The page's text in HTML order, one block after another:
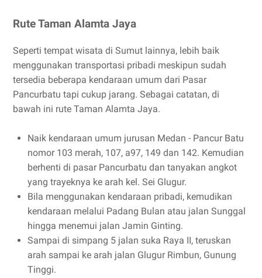
Rute Taman Alamta Jaya
Seperti tempat wisata di Sumut lainnya, lebih baik
menggunakan transportasi pribadi meskipun sudah
tersedia beberapa kendaraan umum dari Pasar
Pancurbatu tapi cukup jarang. Sebagai catatan, di
bawah ini rute Taman Alamta Jaya.
Naik kendaraan umum jurusan Medan - Pancur Batu
nomor 103 merah, 107, a97, 149 dan 142. Kemudian
berhenti di pasar Pancurbatu dan tanyakan angkot
yang trayeknya ke arah kel. Sei Glugur.
Bila menggunakan kendaraan pribadi, kemudikan
kendaraan melalui Padang Bulan atau jalan Sunggal
hingga menemui jalan Jamin Ginting.
Sampai di simpang 5 jalan suka Raya II, teruskan
arah sampai ke arah jalan Glugur Rimbun, Gunung
Tinggi.